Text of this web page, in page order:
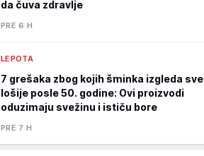
da čuva zdravlje
PRE 6 H
LEPOTA
7 grešaka zbog kojih šminka izgleda sve
lošije posle 50. godine: Ovi proizvodi
oduzimaju svežinu i ističu bore
PRE 7 H